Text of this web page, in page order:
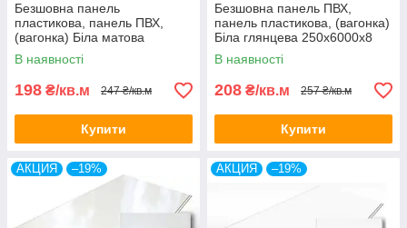
Безшовна панель
пластикова, панель ПВХ,
(вагонка) Біла матова
250х6000х8 мм.
В наявності
198 ₴/кв.м 247 ₴/кв.м
Купити
Безшовна панель ПВХ,
панель пластикова, (вагонка)
Біла глянцева 250х6000х8
мм.
В наявності
208 ₴/кв.м 257 ₴/кв.м
Купити
АКЦИЯ –19% АКЦИЯ –19%